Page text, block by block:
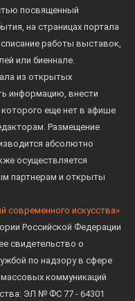
посвященный
на страницах портала
работы выставок,
или биеннале.
из открытых
информацию, внести
еще нет в афише
Размещение
абсолютно
осуществляется
партнерам и открыты
современного искусства»
Российской Федерации
свидетельство о
по надзору в сфере
коммуникаций
ЭЛ № ФС 77 - 64301